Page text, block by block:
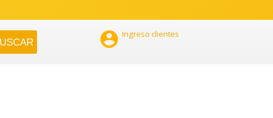
 Ingreso clientes